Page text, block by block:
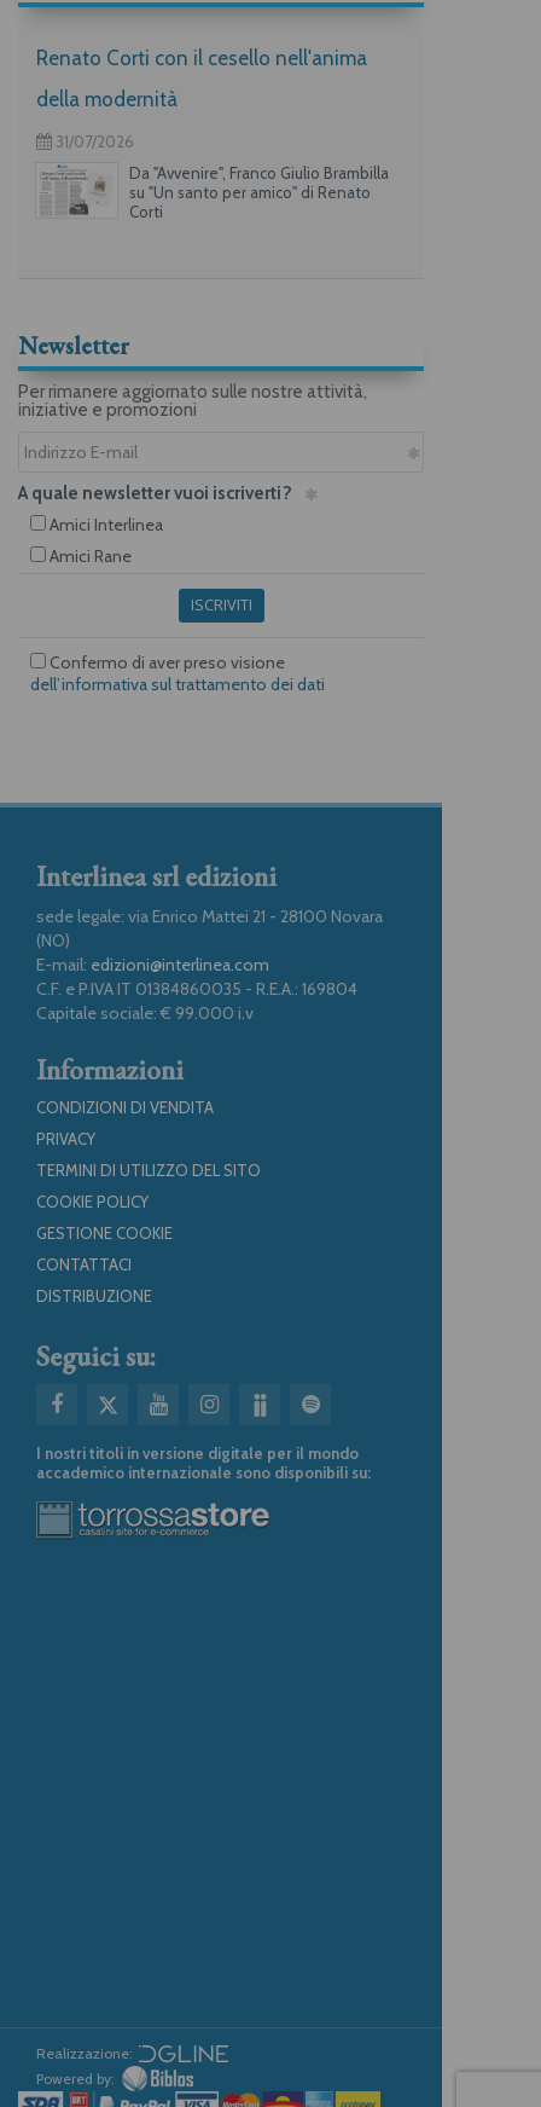
Renato Corti con il cesello nell'anima
della modernità
31/07/2026
Da "Avvenire", Franco Giulio Brambilla
su "Un santo per amico" di Renato
Corti
Newsletter
Per rimanere aggiornato sulle nostre attività,
iniziative e promozioni
A quale newsletter vuoi iscriverti?
Amici Interlinea
Amici Rane
ISCRIVITI
Confermo di aver preso visione
dell’informativa sul trattamento dei dati
Interlinea srl edizioni
sede legale: via Enrico Mattei 21 - 28100 Novara
(NO)
E-mail: edizioni@interlinea.com
C.F. e P.IVA IT 01384860035 - R.E.A.: 169804
Capitale sociale: € 99.000 i.v
Informazioni
CONDIZIONI DI VENDITA
PRIVACY
TERMINI DI UTILIZZO DEL SITO
COOKIE POLICY
GESTIONE COOKIE
CONTATTACI
DISTRIBUZIONE
Seguici su:
I nostri titoli in versione digitale per il mondo
accademico internazionale sono disponibili su:
Realizzazione:
Powered by: